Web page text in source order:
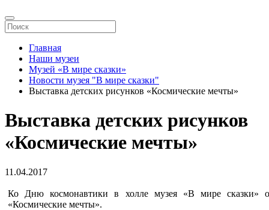
Главная
Наши музеи
Музей «В мире сказки»
Новости музея "В мире сказки"
Выставка детских рисунков «Космические мечты»
Выставка детских рисунков
«Космические мечты»
11.04.2017
Ко Дню космонавтики в холле музея «В мире сказки»
«Космические мечты».